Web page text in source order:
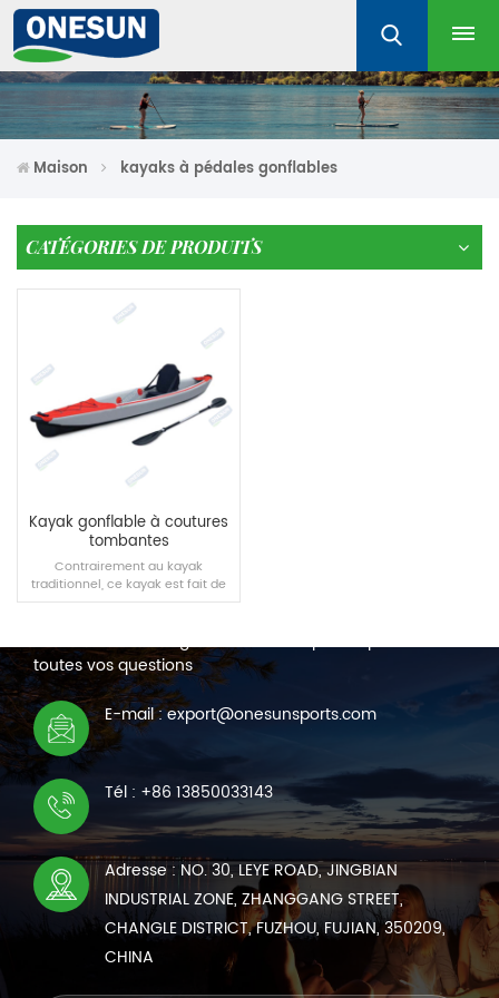
Maison kayaks à pédales gonflables
CATÉGORIES DE PRODUITS
Kayak gonflable à coutures
tombantes
Contrairement au kayak
traditionnel, ce kayak est fait de
dropstitch et de pvc.
LIRE LA SUITE
NOUS CONTACTER
Nous sommes en ligne 7*24 heures pour répondre à
toutes vos questions
E-mail : export@onesunsports.com
Tél : +86 13850033143
Adresse : NO. 30, LEYE ROAD, JINGBIAN
INDUSTRIAL ZONE, ZHANGGANG STREET,
CHANGLE DISTRICT, FUZHOU, FUJIAN, 350209,
CHINA